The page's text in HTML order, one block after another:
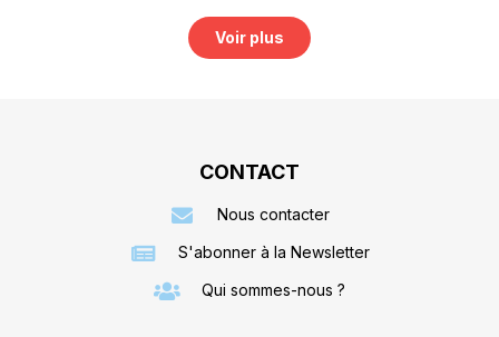
Voir plus
CONTACT
Nous contacter
S'abonner à la Newsletter
Qui sommes-nous ?